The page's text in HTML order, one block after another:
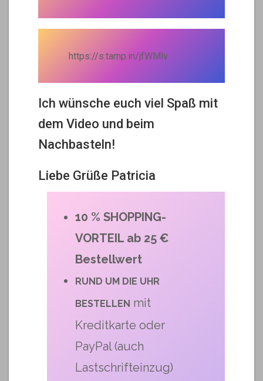
https://s.tamp.in/jfWMlv
Ich wünsche euch viel Spaß mit
dem Video und beim
Nachbasteln!
Liebe Grüße Patricia
10 % SHOPPING-
VORTEIL ab 25 €
Bestellwert
RUND UM DIE UHR
BESTELLEN mit
Kreditkarte oder
PayPal (auch
Lastschrifteinzug)